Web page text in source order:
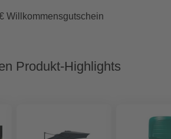
App Vorteile sichern
Produkt-Highlights